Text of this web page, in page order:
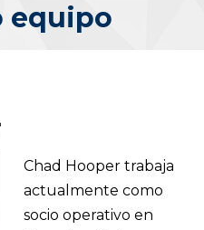
equipo
aquí:
Chad Hooper trabaja
actualmente como
socio operativo en